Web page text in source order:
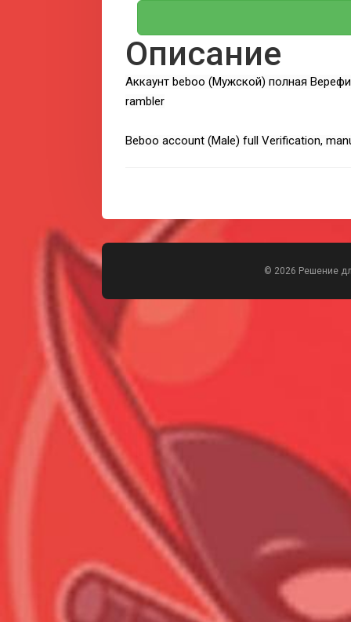
Описание
Аккаунт beboo (Мужской) полная
rambler
Beboo account (Male) full Verification,
© 2026 Решение
Всего позиций в корзине
Всего товара в корзине
Сумма к оплате (без